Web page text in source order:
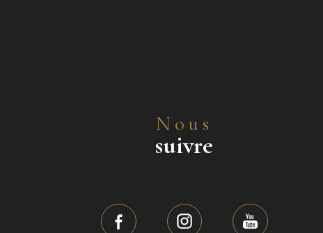
Nous
suivre